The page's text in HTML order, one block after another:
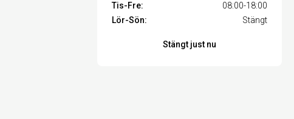
Tis-Fre:
08:00-18:00
Lör-Sön:
Stängt
Stängt just nu